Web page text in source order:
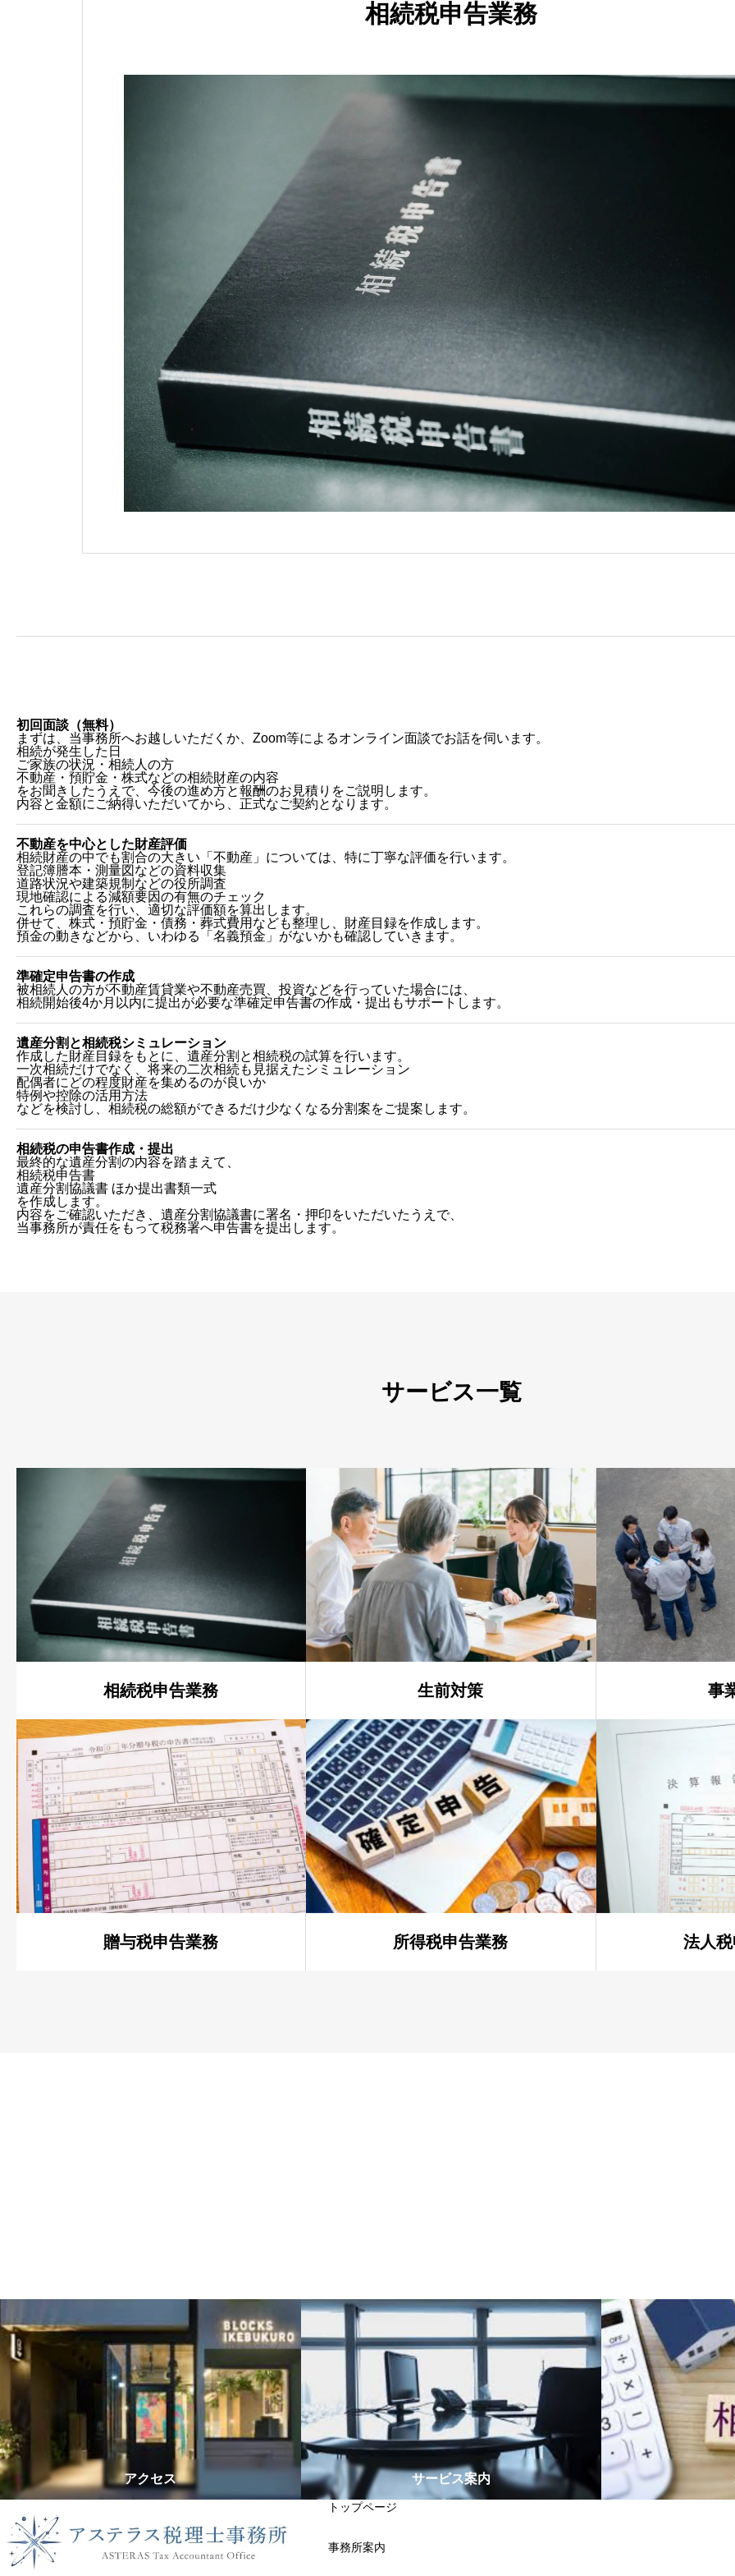
相続税申告業務
初回面談（無料）
まずは、当事務所へお越しいただくか、Zoom等によるオンライン面談でお話を伺います。
相続が発生した日
ご家族の状況・相続人の方
不動産・預貯金・株式などの相続財産の内容
をお聞きしたうえで、今後の進め方と報酬のお見積りをご説明します。
内容と金額にご納得いただいてから、正式なご契約となります。
不動産を中心とした財産評価
相続財産の中でも割合の大きい「不動産」については、特に丁寧な評価を行います。
登記簿謄本・測量図などの資料収集
道路状況や建築規制などの役所調査
現地確認による減額要因の有無のチェック
これらの調査を行い、適切な評価額を算出します。
併せて、株式・預貯金・債務・葬式費用なども整理し、財産目録を作成します。
預金の動きなどから、いわゆる「名義預金」がないかも確認していきます。
準確定申告書の作成
被相続人の方が不動産賃貸業や不動産売買、投資などを行っていた場合には、
相続開始後4か月以内に提出が必要な準確定申告書の作成・提出もサポートします。
遺産分割と相続税シミュレーション
作成した財産目録をもとに、遺産分割と相続税の試算を行います。
一次相続だけでなく、将来の二次相続も見据えたシミュレーション
配偶者にどの程度財産を集めるのが良いか
特例や控除の活用方法
などを検討し、相続税の総額ができるだけ少なくなる分割案をご提案します。
相続税の申告書作成・提出
最終的な遺産分割の内容を踏まえて、
相続税申告書
遺産分割協議書 ほか提出書類一式
を作成します。
内容をご確認いただき、遺産分割協議書に署名・押印をいただいたうえで、
当事務所が責任をもって税務署へ申告書を提出します。
サービス一覧
相続税申告業務 生前対策 事
贈与税申告業務 所得税申告業務 法人
アクセス サービス案内
トップページ
事務所案内